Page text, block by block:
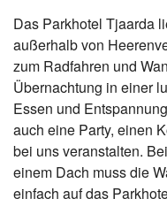
Das Parkhotel Tjaarda
außerhalb von
zum Radfahren und
Übernachtung in einer
Essen und
auch eine Party, einen
bei uns veranstalten.
einem Dach muss die
einfach auf das